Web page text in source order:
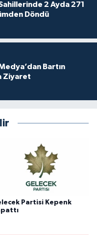
2 Ayda 271
Döndü
Bartın
Ziyaret
Partisi Kepenk